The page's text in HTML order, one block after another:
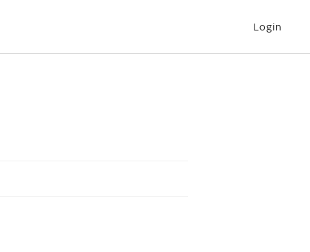
Login